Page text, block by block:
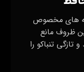
های مخصوص
ظروف مانع
تنباکو را